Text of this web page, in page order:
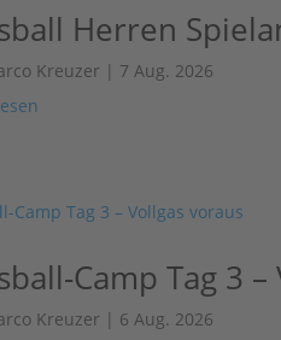
Herren
Kreuzer | 7 Aug. 2026
Camp Tag 3
Kreuzer | 6 Aug. 2026